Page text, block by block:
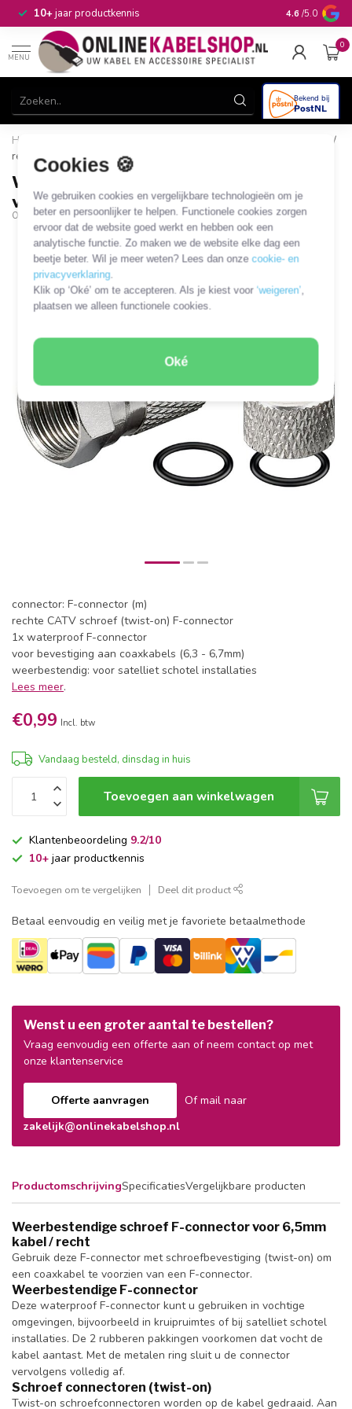
Cookies 🍪
We gebruiken cookies en vergelijkbare technologieën om je
beter en persoonlijker te helpen. Functionele cookies zorgen
ervoor dat de website goed werkt en hebben ook een
analytische functie. Zo maken we de website elke dag een
beetje beter. Wil je meer weten? Lees dan onzecookie- en
privacyverklaring.
Klik op ‘Oké’ om te accepteren. Als je kiest voor ‘weigeren’,
plaatsen we alleen functionele cookies.
Oké
10+jaar productkennis 4.6 /5.0
MENU
0
Home
Weerbestendige schroef F-connector voor 6,5mm kabel /
recht
Weerbestendige schroef F-connector
voor 6,5mm kabel / recht
OKS-36211
connector: F-connector (m)
rechte CATV schroef (twist-on) F-connector
1x waterproof F-connector
voor bevestiging aan coaxkabels (6,3 - 6,7mm)
weerbestendig: voor satelliet schotel installaties
Lees meer.
€0,99 Incl. btw
Vandaag besteld, dinsdag in huis
Toevoegen aan winkelwagen
Klantenbeoordeling 9.2/10
10+ jaar productkennis
Toevoegen om te vergelijken Deel dit product
Betaal eenvoudig en veilig met je favoriete betaalmethode
Wenst u een groter aantal te bestellen?
Vraag eenvoudig een offerte aan of neem contact op met
onze klantenservice
Offerte aanvragen
Of mail naar
zakelijk@onlinekabelshop.nl
ProductomschrijvingSpecificatiesVergelijkbare producten
Weerbestendige schroef F-connector voor 6,5mm
kabel / recht
Gebruik deze F-connector met schroefbevestiging (twist-on) om
een coaxkabel te voorzien van een F-connector.
Weerbestendige F-connector
Deze waterproof F-connector kunt u gebruiken in vochtige
omgevingen, bijvoorbeeld in kruipruimtes of bij satelliet schotel
installaties. De 2 rubberen pakkingen voorkomen dat vocht de
kabel aantast. Met de metalen ring sluit u de connector
vervolgens volledig af.
Schroef connectoren (twist-on)
Twist-on schroefconnectoren worden op de kabel gedraaid. Aan